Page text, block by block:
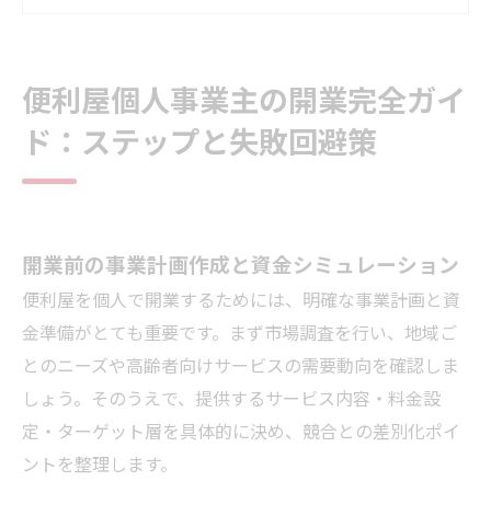
店舗概要
便利屋個人事業主の開業完全ガイ
ド：ステップと失敗回避策
開業前の事業計画作成と資金シミュレーション
便利屋を個人で開業するためには、明確な事業計画と資
金準備がとても重要です。まず市場調査を行い、地域ご
とのニーズや高齢者向けサービスの需要動向を確認しま
しょう。そのうえで、提供するサービス内容・料金設
定・ターゲット層を具体的に決め、競合との差別化ポイ
ントを整理します。